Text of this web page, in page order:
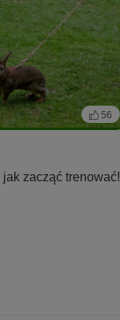
56
zacząć trenować!